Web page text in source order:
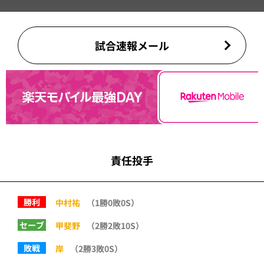
試合速報メール
責任投手
勝利 中村祐
（1勝0敗0S）
セーブ
甲斐野
（2勝2敗10S）
敗戦
岸 （2勝3敗0S）